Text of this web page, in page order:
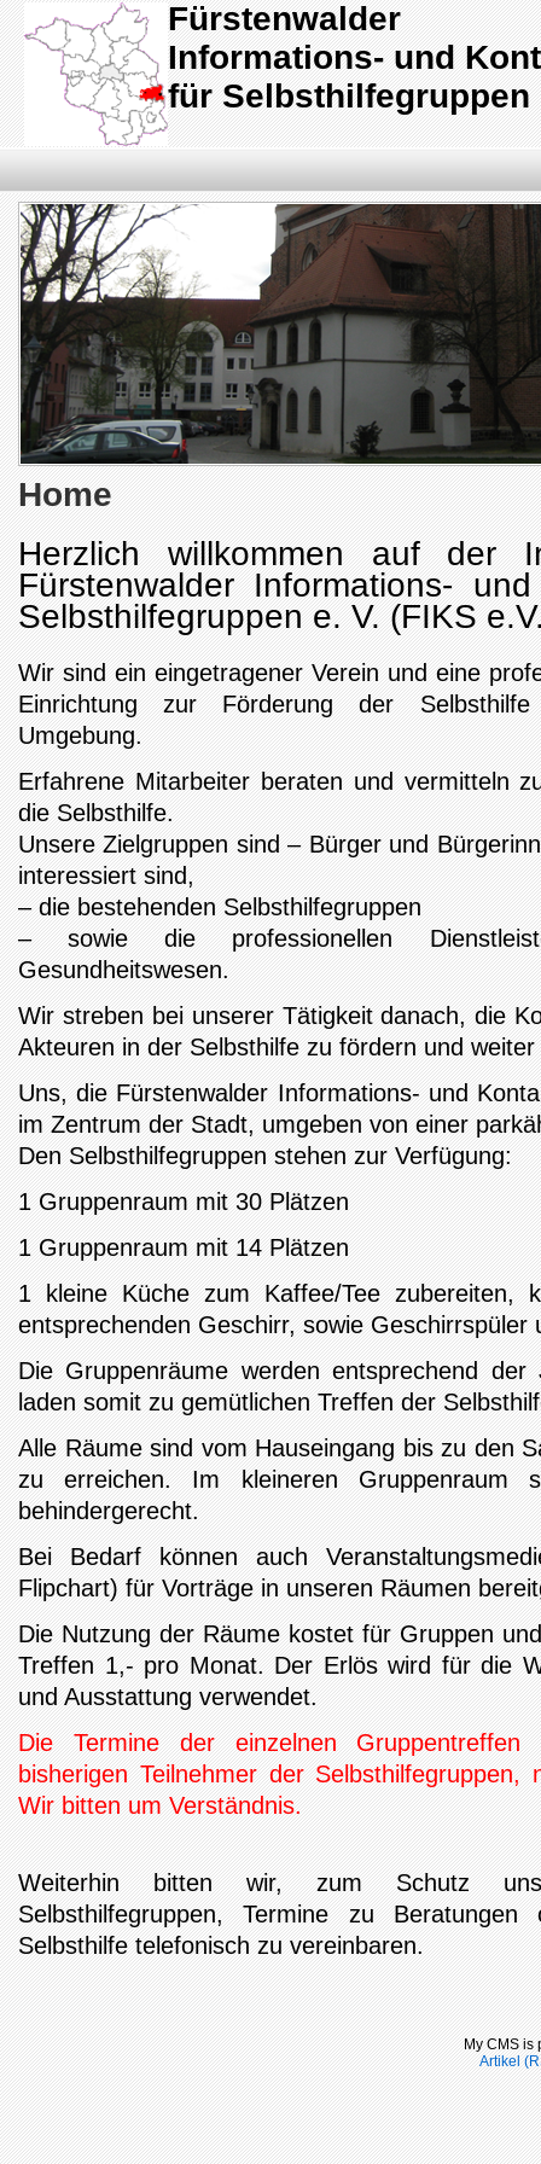
Fürstenwalder
Informations- und
für Selbsthilfegruppen
Home
Herzlich willkommen auf der
Fürstenwalder Informations-
Selbsthilfegruppen e. V. (FIKS
Wir sind ein eingetragener Verein und eine
Einrichtung zur Förderung der
Umgebung.
Erfahrene Mitarbeiter beraten und vermitteln
die Selbsthilfe.
Unsere Zielgruppen sind – Bürger und
interessiert sind,
– die bestehenden Selbsthilfegruppen
– sowie die professionellen
Gesundheitswesen.
Wir streben bei unserer Tätigkeit danach, die
Akteuren in der Selbsthilfe zu fördern und
Uns, die Fürstenwalder Informations- und
im Zentrum der Stadt, umgeben von einer
Den Selbsthilfegruppen stehen zur Verfügung:
1 Gruppenraum mit 30 Plätzen
1 Gruppenraum mit 14 Plätzen
1 kleine Küche zum Kaffee/Tee zubereiten,
entsprechenden Geschirr, sowie Geschirrspüler
Die Gruppenräume werden entsprechend der
laden somit zu gemütlichen Treffen der
Alle Räume sind vom Hauseingang bis zu den
zu erreichen. Im kleineren Gruppenraum
behindergerecht.
Bei Bedarf können auch
Flipchart) für Vorträge in unseren Räumen
Die Nutzung der Räume kostet für Gruppen
Treffen 1,- pro Monat. Der Erlös wird für die
und Ausstattung verwendet.
Die Termine der einzelnen
bisherigen Teilnehmer der Selbsthilfegruppen,
Wir bitten um Verständnis.
Weiterhin bitten wir, zum Schutz
Selbsthilfegruppen, Termine zu
Selbsthilfe telefonisch zu vereinbaren.
My CMS is
Artikel